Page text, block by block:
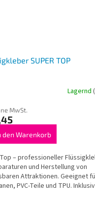
SUPER TOP
Lagernd
MwSt.
den Warenkorb
– professioneller
und Herstellung von
Attraktionen. Geeignet
PVC-Teile und TPU.